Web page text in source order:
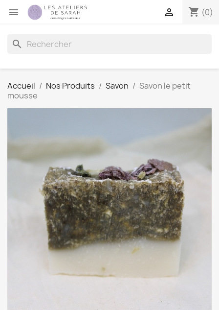
 shopping_cart (0)

search
Accueil Nos Produits Savon
Savon le petit
mousse